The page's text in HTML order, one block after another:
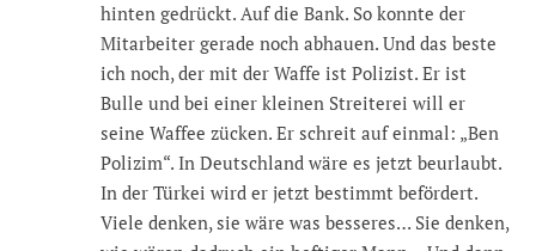
hinten gedrückt. Auf die Bank. So konnte der
Mitarbeiter gerade noch abhauen. Und das beste
ich noch, der mit der Waffe ist Polizist. Er ist
Bulle und bei einer kleinen Streiterei will er
seine Waffee zücken. Er schreit auf einmal: „Ben
Polizim“. In Deutschland wäre es jetzt beurlaubt.
In der Türkei wird er jetzt bestimmt befördert.
Viele denken, sie wäre was besseres… Sie denken,